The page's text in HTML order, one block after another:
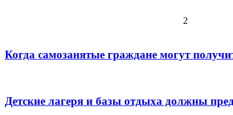
2
Когда самозанятые граждане могут
Детские лагеря и базы отдыха должны